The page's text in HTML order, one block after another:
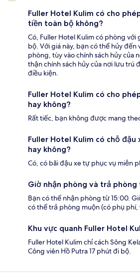
Fuller Hotel Kulim có cho
tiền toàn bộ không?
Có, Fuller Hotel Kulim có phòng với
bộ. Với giá này, bạn có thể hủy
phòng, tùy vào chính sách hủy của
thận chính sách hủy của nơi lưu trú
điều kiện.
Fuller Hotel Kulim có cho
hay không?
Rất tiếc, bạn không được mang
Fuller Hotel Kulim có chỗ đậu
hay không?
Có, có bãi đậu xe tự phục vụ miễn
Giờ nhận phòng và trả
Bạn có thể nhận phòng từ 15:00.
có thể trả phòng muộn (có phụ
Khu vực quanh Fuller Hotel
Fuller Hotel Kulim chỉ cách Sông
Công viên Hồ Putra 17 phút đi bộ.